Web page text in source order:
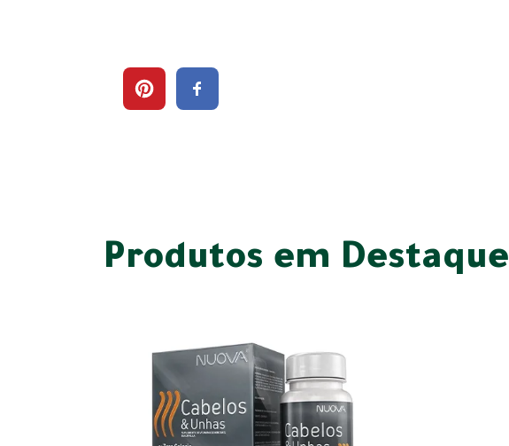
Produtos em Destaque